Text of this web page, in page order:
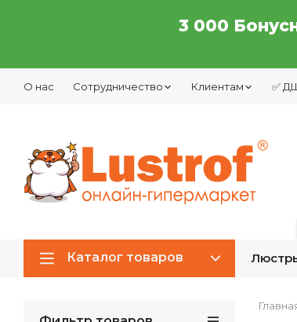
3 000
О нас Сотрудничество Клиентам ✅
Каталог товаров